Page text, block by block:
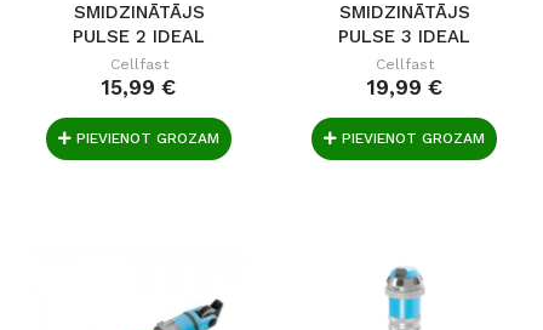
SMIDZINĀTĀJS
PULSE 2 IDEAL
Cellfast
15,99 €
PIEVIENOT GROZAM
SMIDZINĀTĀJS
PULSE 3 IDEAL
Cellfast
19,99 €
PIEVIENOT GROZAM